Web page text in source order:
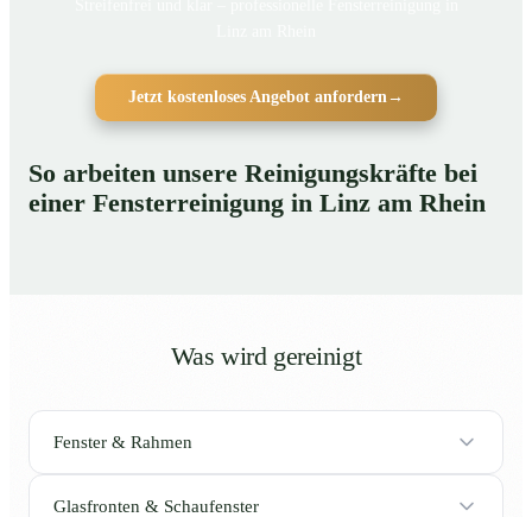
Jetzt kostenloses Angebot anfordern→
So arbeiten unsere Reinigungskräfte bei
einer Fensterreinigung in Linz am Rhein
Was wird gereinigt
Fenster & Rahmen
Glasfronten & Schaufenster